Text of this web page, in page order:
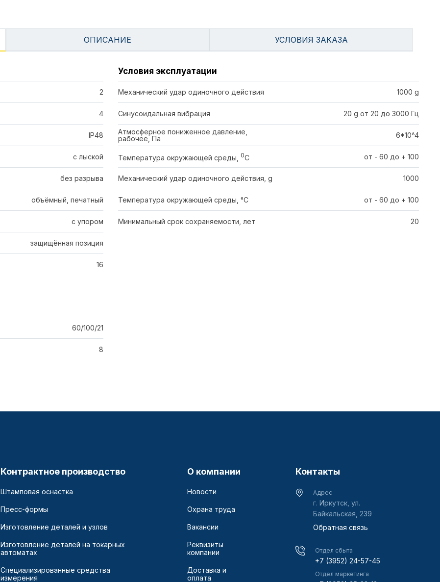
ОПИСАНИЕ УСЛОВИЯ ЗАКАЗА
2
4
IP48
с лыской
без разрыва
объёмный, печатный
с упором
защищённая позиция
16
Условия эксплуатации
Механический удар одиночного действия 1000 g
Синусоидальная вибрация 20 g от 20 до 3000 Гц
Атмосферное пониженное давление,
рабочее, Па
6*10^4
Температура окружающей среды, 0C от - 60 до + 100
Механический удар одиночного действия, g 1000
Температура окружающей среды, °С от - 60 до + 100
Минимальный срок сохраняемости, лет 20
60/100/21
8
Контрактное производство
Штамповая оснастка
Пресс-формы
Изготовление деталей и узлов
Изготовление деталей на токарных
автоматах
Специализированные средства
измерения
О компании
Новости
Охрана труда
Вакансии
Реквизиты
компании
Доставка и
оплата
Контакты
Адрес
г. Иркутск, ул.
Байкальская, 239
Обратная связь
Отдел сбыта
+7 (3952) 24-57-45
Отдел маркетинга